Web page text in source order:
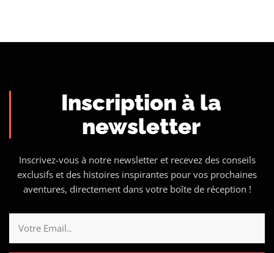
Inscription à la
newsletter
Inscrivez-vous à notre newsletter et recevez des conseils
exclusifs et des histoires inspirantes pour vos prochaines
aventures, directement dans votre boîte de réception !